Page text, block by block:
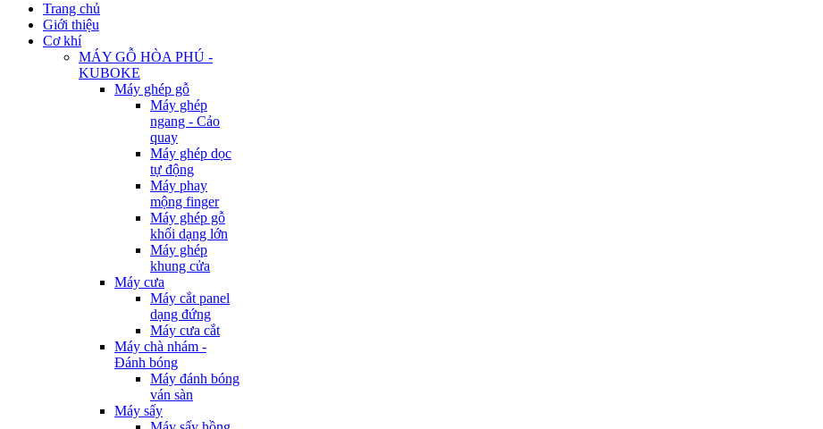
Trang chủ
Giới thiệu
Cơ khí
MÁY GỖ HÒA PHÚ -
KUBOKE
Máy ghép gỗ
Máy ghép
ngang - Cảo
quay
Máy ghép dọc
tự động
Máy phay
mộng finger
Máy ghép gỗ
khối dạng lớn
Máy ghép
khung cửa
Máy cưa
Máy cắt panel
dạng đứng
Máy cưa cắt
Máy chà nhám -
Đánh bóng
Máy đánh bóng
ván sàn
Máy sấy